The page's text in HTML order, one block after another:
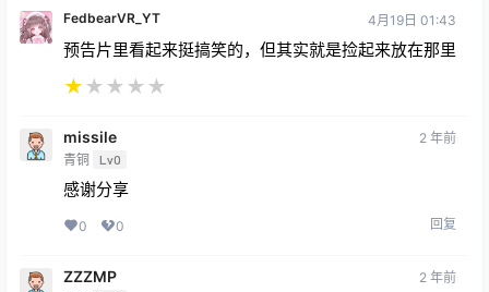
FedbearVR_YT 4月19日 01:43
预告片里看起来挺搞笑的，但其实就是捡起来放在那里
★★ ★ ★ ★
missile
青铜 Lv0
2 年前
感谢分享
0 0 回复
ZZZMP 2 年前